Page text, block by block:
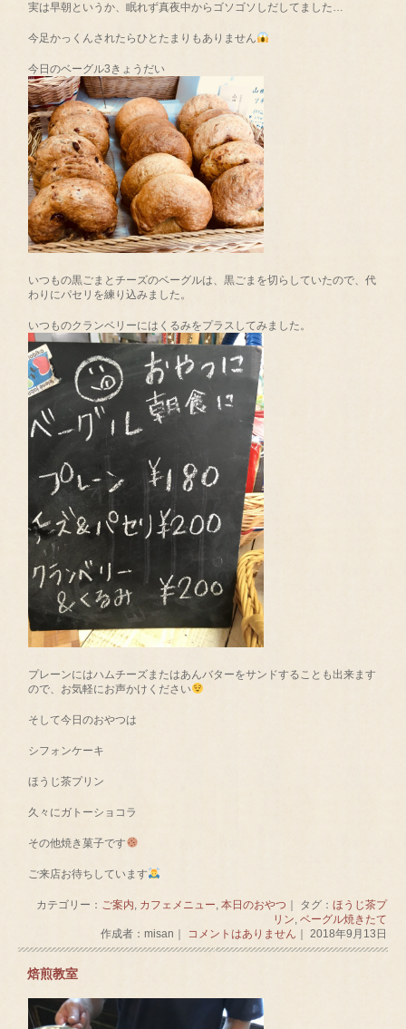
実は早朝というか、眠れず真夜中からゴソゴソしだしてました…
今足かっくんされたらひとたまりもありません
今日のベーグル3きょうだい
いつもの黒ごまとチーズのベーグルは、黒ごまを切らしていたので、代
わりにパセリを練り込みました。
いつものクランベリーにはくるみをプラスしてみました。
プレーンにはハムチーズまたはあんバターをサンドすることも出来ます
ので、お気軽にお声かけください
そして今日のおやつは
シフォンケーキ
ほうじ茶プリン
久々にガトーショコラ
その他焼き菓子です
ご来店お待ちしています
カテゴリー： ご案内 カフェメニュー 本日のおやつ ｜ タグ： ほうじ茶プ
リン ベーグル焼きたて
作成者：misan｜
コメントはありません ｜ 2018年9月13日
焙煎教室